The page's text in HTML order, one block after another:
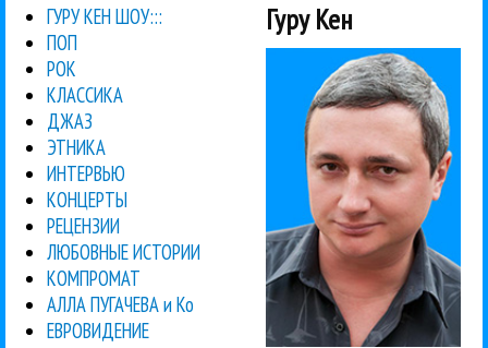
ГУРУ КЕН ШОУ:::
ПОП
РОК
КЛАССИКА
ДЖАЗ
ЭТНИКА
ИНТЕРВЬЮ
КОНЦЕРТЫ
РЕЦЕНЗИИ
ЛЮБОВНЫЕ ИСТОРИИ
КОМПРОМАТ
АЛЛА ПУГАЧЕВА и Ко
ЕВРОВИДЕНИЕ
Гуру Кен